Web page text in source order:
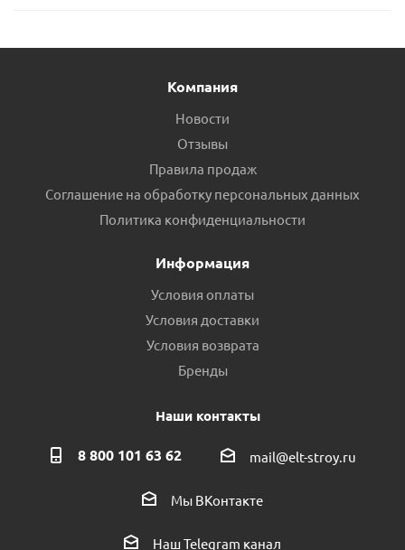
Компания
Новости
Отзывы
Правила продаж
Соглашение на обработку персональных данных
Политика конфиденциальности
Информация
Условия оплаты
Условия доставки
Условия возврата
Бренды
Наши контакты
8 800 101 63 62 mail@elt-stroy.ru
Мы ВКонтакте
Наш Telegram канал